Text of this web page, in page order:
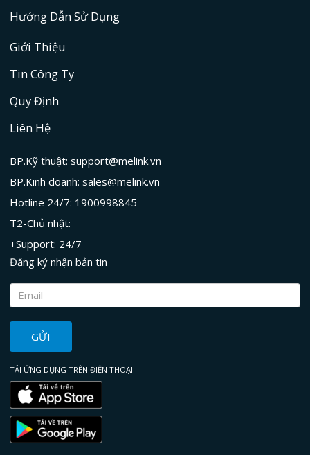
Hướng Dẫn Sử Dụng
Giới Thiệu
Tin Công Ty
Quy Định
Liên Hệ
BP.Kỹ thuật: support@melink.vn
BP.Kinh doanh: sales@melink.vn
Hotline 24/7: 1900998845
T2-Chủ nhật:
+Support: 24/7
Đăng ký nhận bản tin
GỬI
TẢI ỨNG DỤNG TRÊN ĐIỆN THOẠI